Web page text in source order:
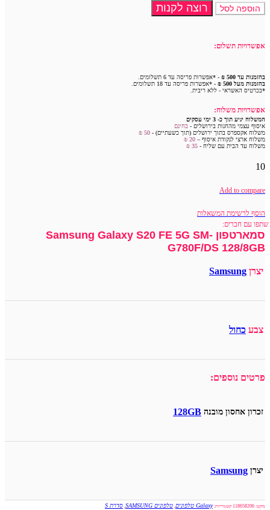
הוספה לסל רוצה לקנות
אפשרויות תשלום:
בהזמנות עד 500 ₪
- *אפשרות פריסה עד 6 תשלומים.
בהזמנות מעל 500 ₪
- *אפשרות פריסה עד 18 תשלומים.
*בכרטיס האשראי - ללא ריבית.
אפשרויות משלוח:
המשלוח יגיע תוך כ- 3 ימי עסקים
איסוף עצמי מהחנות בירושלים - בחינם
משלוח אקספרס בתוך ירושלים (תוך כשעתיים) - 50 ₪
משלוח ארצי לנקודת איסוף – 20 ₪
משלוח עד הבית עם שליח - 35
₪
10
Add to compare
הוסף לרשימת המשאלות
שתפו עם חברים:
סמארטפון Samsung Galaxy S20 FE 5G SM-
G780F/DS 128/8GB
יצרן Samsung
צבע כחול
פרטים נוספים:
זכרון אחסון מובנה 128GB
יצרן Samsung
מקט: 118658206 קטגוריות: Galaxy טלפונים , טלפונים SAMSUNG , סדרת S